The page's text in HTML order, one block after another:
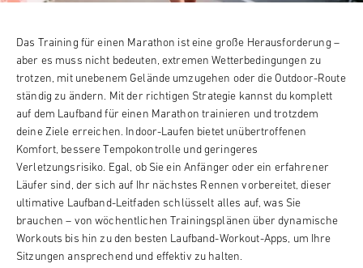
Das Training für einen Marathon ist eine große Herausforderung –
aber es muss nicht bedeuten, extremen Wetterbedingungen zu
trotzen, mit unebenem Gelände umzugehen oder die Outdoor-Route
ständig zu ändern. Mit der richtigen Strategie kannst du komplett
auf dem Laufband für einen Marathon trainieren und trotzdem
deine Ziele erreichen. Indoor-Laufen bietet unübertroffenen
Komfort, bessere Tempokontrolle und geringeres
Verletzungsrisiko. Egal, ob Sie ein Anfänger oder ein erfahrener
Läufer sind, der sich auf Ihr nächstes Rennen vorbereitet, dieser
ultimative Laufband-Leitfaden schlüsselt alles auf, was Sie
brauchen – von wöchentlichen Trainingsplänen über dynamische
Workouts bis hin zu den besten Laufband-Workout-Apps, um Ihre
Sitzungen ansprechend und effektiv zu halten.